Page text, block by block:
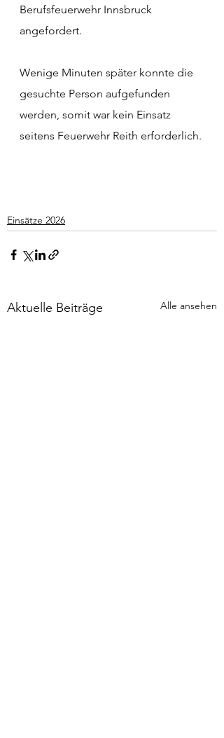
Berufsfeuerwehr Innsbruck
angefordert.
Wenige Minuten später konnte die
gesuchte Person aufgefunden
werden, somit war kein Einsatz
seitens Feuerwehr Reith erforderlich.
Einsätze 2026
Aktuelle Beiträge Alle ansehen